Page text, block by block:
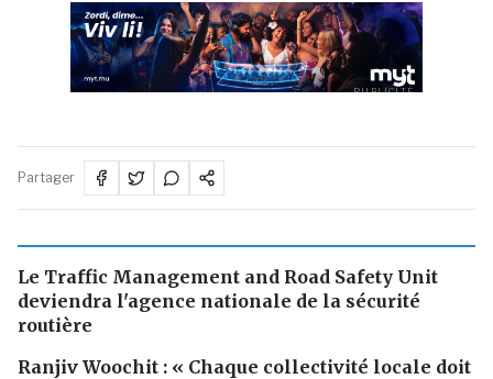
PUBLICITÉ
Partager
Le Traffic Management and Road Safety Unit
deviendra l'agence nationale de la sécurité
routière
Ranjiv Woochit : « Chaque collectivité locale doit